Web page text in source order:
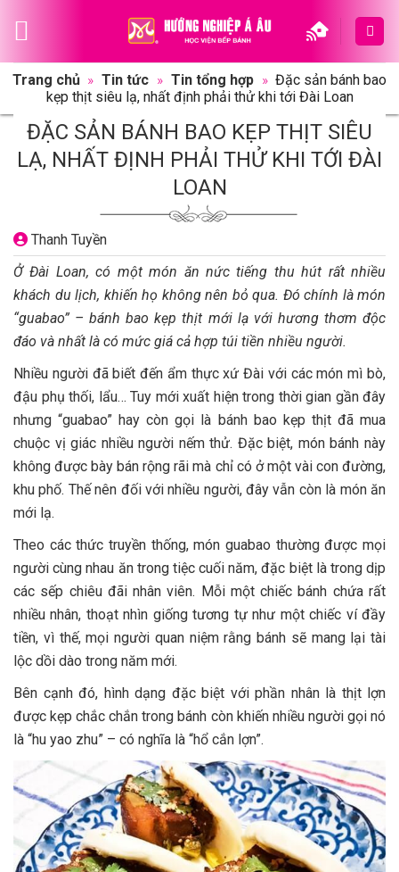
Trang chủ » Tin tức » Tin tổng hợp » Đặc sản bánh bao
kẹp thịt siêu lạ, nhất định phải thử khi tới Đài Loan
ĐẶC SẢN BÁNH BAO KẸP THỊT SIÊU
LẠ, NHẤT ĐỊNH PHẢI THỬ KHI TỚI ĐÀI
LOAN
Thanh Tuyền
Ở Đài Loan, có một món ăn nức tiếng thu hút rất nhiều
khách du lịch, khiến họ không nên bỏ qua. Đó chính là món
“guabao” – bánh bao kẹp thịt mới lạ với hương thơm độc
đáo và nhất là có mức giá cả hợp túi tiền nhiều người.
Nhiều người đã biết đến ẩm thực xứ Đài với các món mì bò,
đậu phụ thối, lẩu… Tuy mới xuất hiện trong thời gian gần đây
nhưng “guabao” hay còn gọi là bánh bao kẹp thịt đã mua
chuộc vị giác nhiều người nếm thử. Đặc biệt, món bánh này
không được bày bán rộng rãi mà chỉ có ở một vài con đường,
khu phố. Thế nên đối với nhiều người, đây vẫn còn là món ăn
mới lạ.
Theo các thức truyền thống, món guabao thường được mọi
người cùng nhau ăn trong tiệc cuối năm, đặc biệt là trong dịp
các sếp chiêu đãi nhân viên. Mỗi một chiếc bánh chứa rất
nhiều nhân, thoạt nhìn giống tương tự như một chiếc ví đầy
tiền, vì thế, mọi người quan niệm rằng bánh sẽ mang lại tài
lộc dồi dào trong năm mới.
Bên cạnh đó, hình dạng đặc biệt với phần nhân là thịt lợn
được kẹp chắc chắn trong bánh còn khiến nhiều người gọi nó
là “hu yao zhu” – có nghĩa là “hổ cắn lợn”.